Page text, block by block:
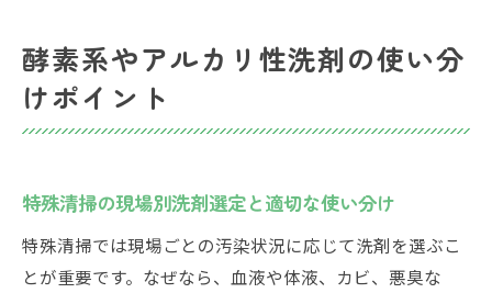
酵素系やアルカリ性洗剤の使い分
けポイント
特殊清掃の現場別洗剤選定と適切な使い分け
特殊清掃では現場ごとの汚染状況に応じて洗剤を選ぶこ
とが重要です。なぜなら、血液や体液、カビ、悪臭な